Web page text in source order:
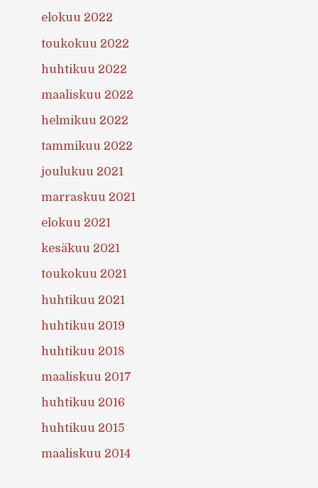
elokuu 2022
toukokuu 2022
huhtikuu 2022
maaliskuu 2022
helmikuu 2022
tammikuu 2022
joulukuu 2021
marraskuu 2021
elokuu 2021
kesäkuu 2021
toukokuu 2021
huhtikuu 2021
huhtikuu 2019
huhtikuu 2018
maaliskuu 2017
huhtikuu 2016
huhtikuu 2015
maaliskuu 2014